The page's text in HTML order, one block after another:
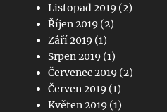
Listopad 2019 (2)
Říjen 2019 (2)
Září 2019 (1)
Srpen 2019 (1)
Červenec 2019 (2)
Červen 2019 (1)
Květen 2019 (1)